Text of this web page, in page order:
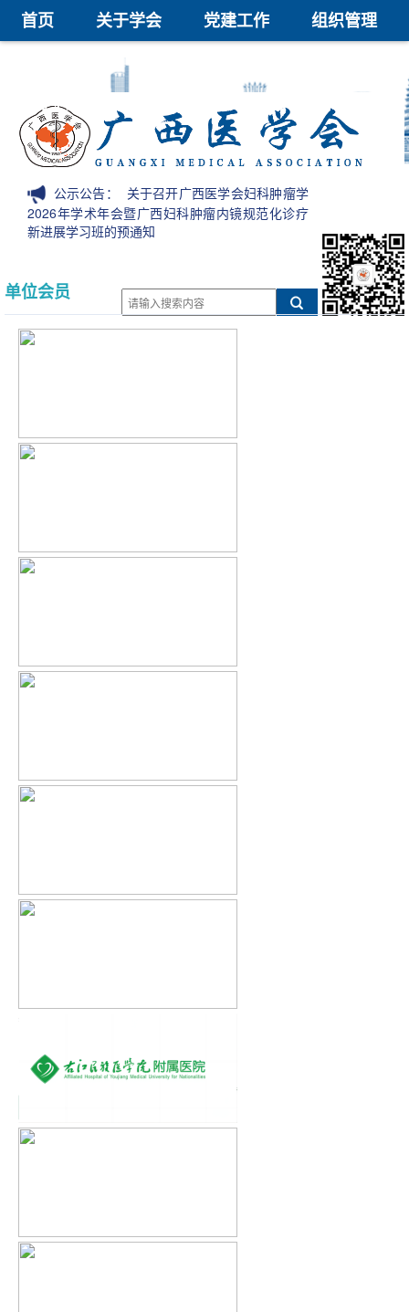
首页 关于学会 党建工作
组织管理
继续教育
医学科技奖
信息公开
公示公告： 关于召开广西医学会妇科肿瘤学
2026年学术年会暨广西妇科肿瘤内镜规范化诊疗
新进展学习班的预通知
单位会员